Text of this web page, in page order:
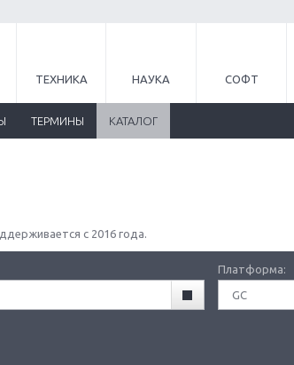
ТЕХНИКА НАУКА СОФТ
ТЕРМИНЫ КАТАЛОГ
с 2016 года.
Платформа:
GC